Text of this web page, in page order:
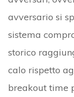
avversario si
sistema
storico
calo rispetto
breakout time